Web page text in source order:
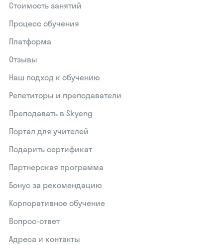
Стоимость занятий
Процесс обучения
Платформа
Отзывы
Наш подход к обучению
Репетиторы и преподаватели
Преподавать в Skyeng
Портал для учителей
Подарить сертификат
Партнерская программа
Бонус за рекомендацию
Корпоративное обучение
Вопрос-ответ
Адреса и контакты